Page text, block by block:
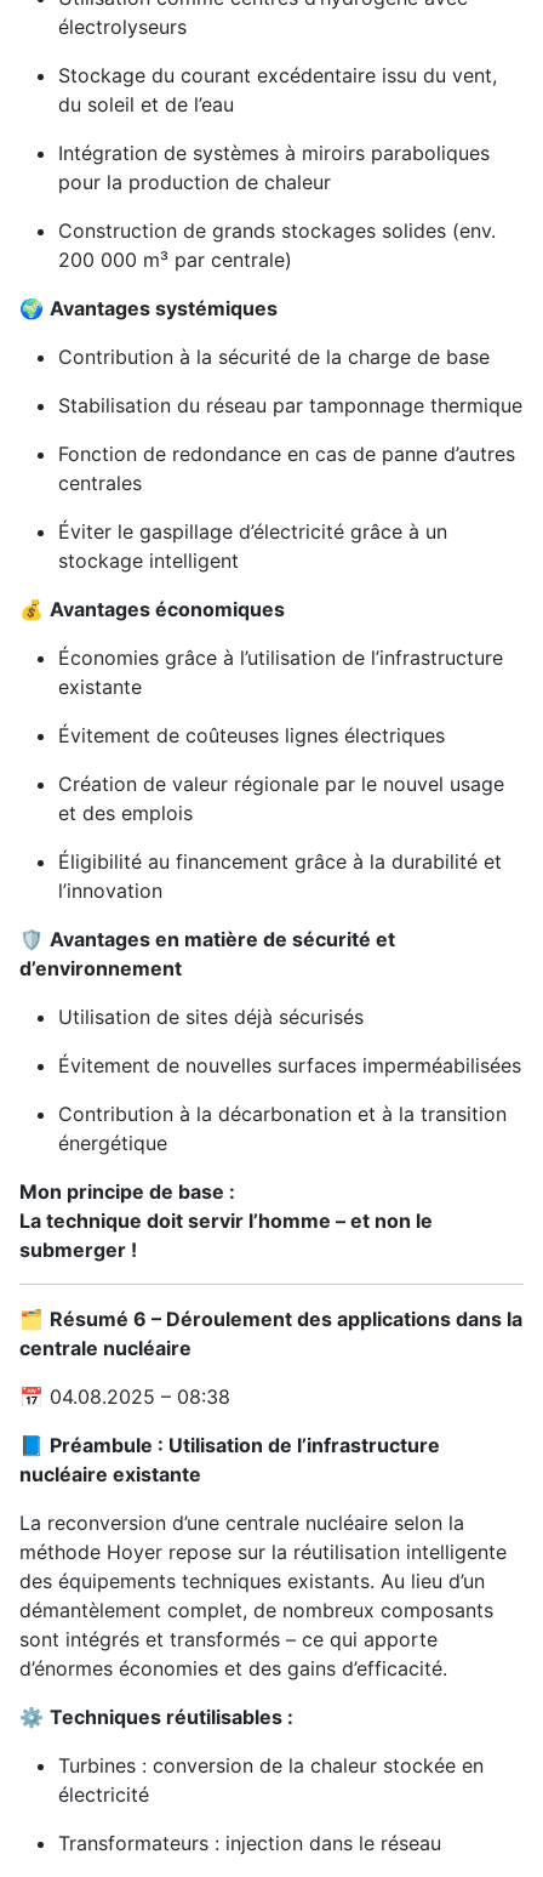
électrolyseurs
Stockage du courant excédentaire issu du vent,
du soleil et de l’eau
Intégration de systèmes à miroirs paraboliques
pour la production de chaleur
Construction de grands stockages solides (env.
200 000 m³ par centrale)
🌍 Avantages systémiques
Contribution à la sécurité de la charge de base
Stabilisation du réseau par tamponnage thermique
Fonction de redondance en cas de panne d’autres
centrales
Éviter le gaspillage d’électricité grâce à un
stockage intelligent
💰 Avantages économiques
Économies grâce à l’utilisation de l’infrastructure
existante
Évitement de coûteuses lignes électriques
Création de valeur régionale par le nouvel usage
et des emplois
Éligibilité au financement grâce à la durabilité et
l’innovation
🛡️ Avantages en matière de sécurité et
d’environnement
Utilisation de sites déjà sécurisés
Évitement de nouvelles surfaces imperméabilisées
Contribution à la décarbonation et à la transition
énergétique
Mon principe de base :
La technique doit servir l’homme – et non le
submerger !
🗂️ Résumé 6 – Déroulement des applications dans la
centrale nucléaire
📅 04.08.2025 – 08:38
📘 Préambule : Utilisation de l’infrastructure
nucléaire existante
La reconversion d’une centrale nucléaire selon la
méthode Hoyer repose sur la réutilisation intelligente
des équipements techniques existants. Au lieu d’un
démantèlement complet, de nombreux composants
sont intégrés et transformés – ce qui apporte
d’énormes économies et des gains d’efficacité.
⚙️ Techniques réutilisables :
Turbines : conversion de la chaleur stockée en
électricité
Transformateurs : injection dans le réseau